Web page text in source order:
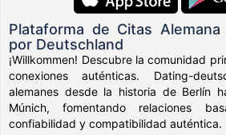
Plataforma de Citas
por Deutschland
¡Willkommen! Descubre la comunidad
conexiones auténticas. Dating-
alemanes desde la historia de Berlín
Múnich, fomentando relaciones
confiabilidad y compatibilidad auténtica.